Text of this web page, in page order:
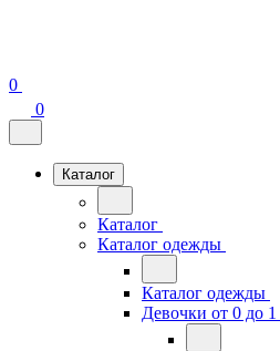
0
0
Каталог
Каталог
Каталог одежды
Каталог одежды
Девочки от 0 до 1